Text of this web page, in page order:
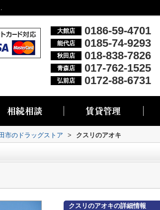
なら株式会社リブエス
大館店 0186-59-4701
能代店 0185-74-9293
秋田店 018-838-7826
青森店 017-762-1525
弘前店 0172-88-6731
市のドラッグストア > クスリのアオキ
クスリのアオキの詳細情報